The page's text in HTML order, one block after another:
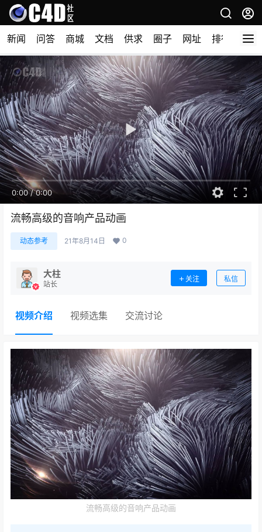
新闻 问答 商城 文档 供求 圈子 网址 排行榜
0:00/0:00
流畅高级的音响产品动画
动态参考 21年8月14日 0
大柱
站长
关注 私信
视频介绍 视频选集 交流讨论
流畅高级的音响产品动画